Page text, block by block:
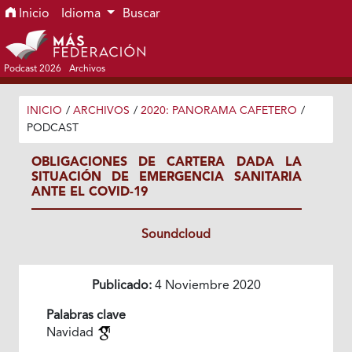
Ir al menú de navegación principal
Ir al contenido principal
Ir al pie de página del sitio
Inicio Idioma Buscar
Podcast 2026 Archivos
INICIO / ARCHIVOS / 2020: PANORAMA CAFETERO /
PODCAST
OBLIGACIONES DE CARTERA DADA LA
SITUACIÓN DE EMERGENCIA SANITARIA
ANTE EL COVID-19
Soundcloud
Publicado:4 Noviembre 2020
Palabras clave
Navidad